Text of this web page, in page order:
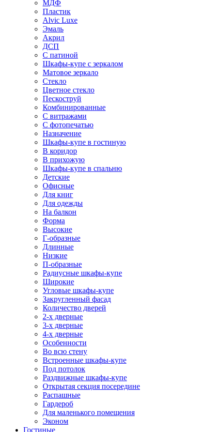
МДФ
Пластик
Alvic Luxe
Эмаль
Акрил
ДСП
С патиной
Шкафы-купе с зеркалом
Матовое зеркало
Стекло
Цветное стекло
Пескоструй
Комбинированные
С витражами
С фотопечатью
Назначение
Шкафы-купе в гостиную
В коридор
В прихожую
Шкафы-купе в спальню
Детские
Офисные
Для книг
Для одежды
На балкон
Форма
Высокие
Г-образные
Длинные
Низкие
П-образные
Радиусные шкафы-купе
Широкие
Угловые шкафы-купе
Закругленный фасад
Количество дверей
2-х дверные
3-х дверные
4-х дверные
Особенности
Во всю стену
Встроенные шкафы-купе
Под потолок
Раздвижные шкафы-купе
Открытая секция посередине
Распашные
Гардероб
Для маленького помещения
Эконом
Гостиные